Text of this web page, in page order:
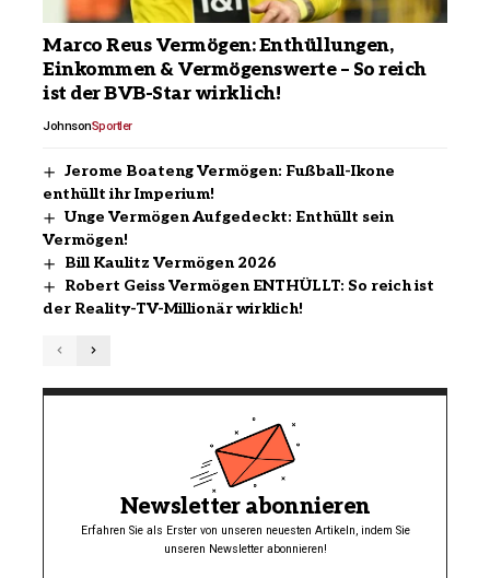
Marco Reus Vermögen: Enthüllungen,
Einkommen & Vermögenswerte – So reich
ist der BVB-Star wirklich!
JohnsonSportler
Jerome Boateng Vermögen: Fußball-Ikone
enthüllt ihr Imperium!
Unge Vermögen Aufgedeckt: Enthüllt sein
Vermögen!
Bill Kaulitz Vermögen 2026
Robert Geiss Vermögen ENTHÜLLT: So reich ist
der Reality-TV-Millionär wirklich!
Newsletter abonnieren
Erfahren Sie als Erster von unseren neuesten Artikeln, indem Sie
unseren Newsletter abonnieren!